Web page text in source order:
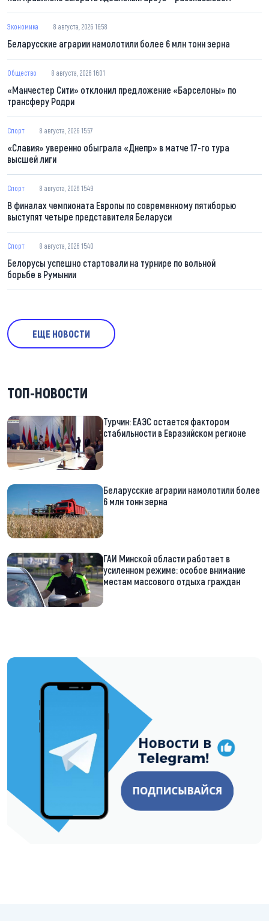
Экономика 8 августа, 2026 16:58
Беларусские аграрии намолотили более 6 млн тонн зерна
Общество 8 августа, 2026 16:01
«Манчестер Сити» отклонил предложение «Барселоны» по
трансферу Родри
Спорт 8 августа, 2026 15:57
«Славия» уверенно обыграла «Днепр» в матче 17-го тура
высшей лиги
Спорт 8 августа, 2026 15:49
В финалах чемпионата Европы по современному пятиборью
выступят четыре представителя Беларуси
Спорт 8 августа, 2026 15:40
Белорусы успешно стартовали на турнире по вольной
борьбе в Румынии
ЕЩЕ НОВОСТИ
ТОП-НОВОСТИ
Турчин: ЕАЭС остается фактором
стабильности в Евразийском регионе
Беларусские аграрии намолотили более
6 млн тонн зерна
ГАИ Минской области работает в
усиленном режиме: особое внимание
местам массового отдыха граждан
https://t.me/minskctvby